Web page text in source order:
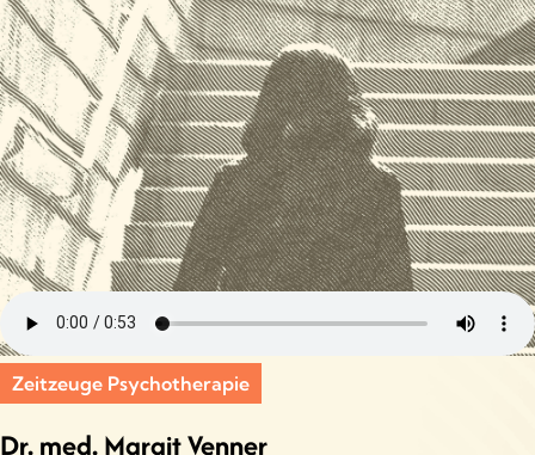
Zeitzeuge Psychotherapie
Dr. med. Margit Venner